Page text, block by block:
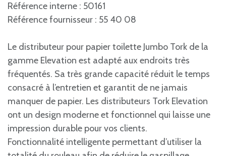
Référence interne : 50161
Référence fournisseur : 55 40 08
Le distributeur pour papier toilette Jumbo Tork de la
gamme Elevation est adapté aux endroits très
fréquentés. Sa très grande capacité réduit le temps
consacré à l’entretien et garantit de ne jamais
manquer de papier. Les distributeurs Tork Elevation
ont un design moderne et fonctionnel qui laisse une
impression durable pour vos clients.
Fonctionnalité intelligente permettant d’utiliser la